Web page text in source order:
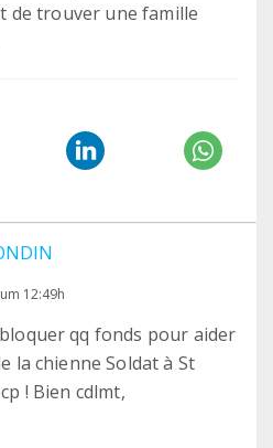
de trouver une famille
12:49h
qq fonds pour aider
la chienne Soldat à St
! Bien cdlmt,